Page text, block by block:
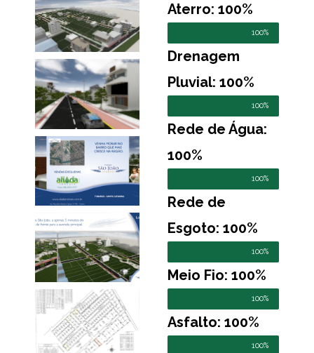
Aterro: 100%
100%
Drenagem
Pluvial: 100%
100%
Rede de Água:
100%
100%
Rede de
Esgoto: 100%
100%
Meio Fio: 100%
100%
Asfalto: 100%
100%